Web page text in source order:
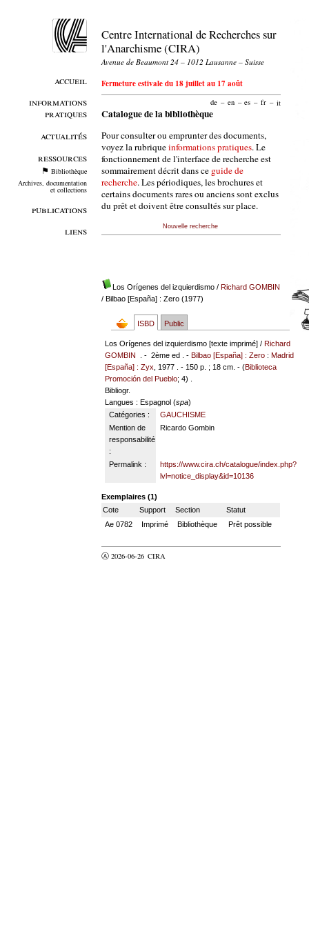
accueil
informations
pratiques
actualités
ressources
Bibliothèque
Archives, documentation
et collections
publications
liens
Centre International de Recherches sur
l'Anarchisme (CIRA)
Avenue de Beaumont 24 – 1012 Lausanne – Suisse
Fermeture estivale du 18 juillet au 17 août
de – en – es – fr – it
Catalogue de la bibliothèque
Pour consulter ou emprunter des documents,
voyez la rubriqueinformations pratiques. Le
fonctionnement de l'interface de recherche est
sommairement décrit dans ce guide de
recherche. Les périodiques, les brochures et
certains documents rares ou anciens sont exclus
du prêt et doivent être consultés sur place.
Nouvelle recherche
Los Orígenes del izquierdismo/ Richard GOMBIN
/ Bilbao [España] : Zero (1977)
ISBD Public
Los Orígenes del izquierdismo [texte imprimé] /Richard
GOMBIN
. - 2ème ed . -Bilbao [España] : Zero :Madrid
[España] : Zyx
, 1977 . - 150 p. ; 18 cm. - (Biblioteca
Promoción del Pueblo; 4) .
Bibliogr.
Langues : Espagnol (spa)
Catégories :
GAUCHISME
Mention de
responsabilité
:
Ricardo Gombin
Permalink :
https://www.cira.ch/catalogue/index.php?
lvl=notice_display&id=10136
Exemplaires (1)
Cote
Support Section
Statut
Ae 0782
Imprimé Bibliothèque Prêt possible
Ⓐ 2026-06-26 CIRA